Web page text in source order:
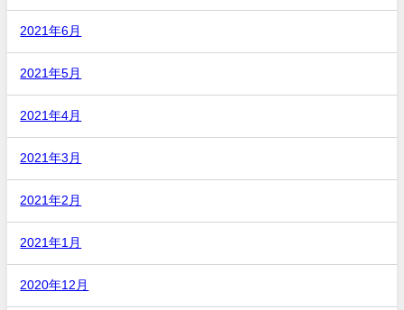
2021年6月
2021年5月
2021年4月
2021年3月
2021年2月
2021年1月
2020年12月